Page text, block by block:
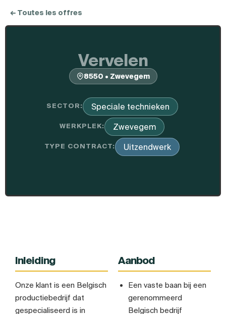
← Toutes les offres
Vervelen
8550 • Zwevegem
SECTOR: Speciale technieken
WERKPLEK: Zwevegem
TYPE CONTRACT: Uitzendwerk
Inleiding
Onze klant is een Belgisch
productiebedrijf dat
gespecialiseerd is in
Aanbod
Een vaste baan bij een
gerenommeerd
Belgisch bedrijf